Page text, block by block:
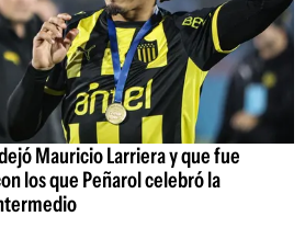
Mauricio Larriera y que fue
los que Peñarol celebró la